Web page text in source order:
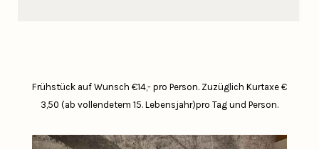
Frühstück auf Wunsch €14,- pro Person. Zuzüglich Kurtaxe €
3,50 (ab vollendetem 15. Lebensjahr)pro Tag und Person.